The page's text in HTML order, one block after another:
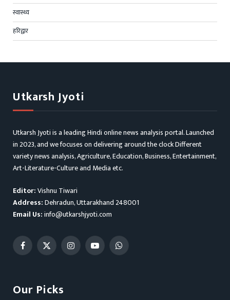
स्वास्थ्य
हरिद्वार
Utkarsh Jyoti
Utkarsh Jyoti is a leading Hindi online news analysis portal. Launched
in 2023, and we focuses on delivering around the clock Different
variety news analysis, Agriculture, Education, Business, Entertainment,
Art-Literature-Culture and Media etc.
Editor:Vishnu Tiwari
Address:Dehradun, Uttarakhand 248001
Email Us:info@utkarshjyoti.com
Facebook
X
InstagramYouTubeWhatsApp
Our Picks